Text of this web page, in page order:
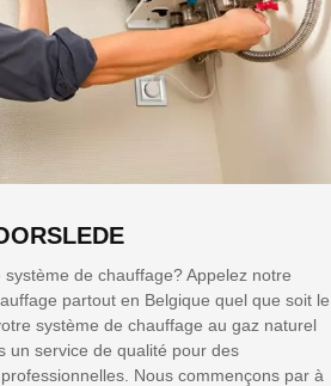
de chauffage? Appelez notre
partout en Belgique quel que soit le
système de chauffage au gaz naturel
un service de qualité pour des
Nous commençons par à